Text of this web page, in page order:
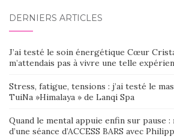
DERNIERS ARTICLES
J’ai testé le soin énergétique Cœur
m’attendais pas à vivre une telle
Stress, fatigue, tensions : j’ai testé le
TuiNa »Himalaya » de Lanqi Spa
Quand le mental appuie enfin sur pause
d’une séance d’ACCESS BARS avec